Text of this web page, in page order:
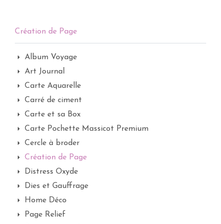
Création de Page
Album Voyage
Art Journal
Carte Aquarelle
Carré de ciment
Carte et sa Box
Carte Pochette Massicot Premium
Cercle à broder
Création de Page
Distress Oxyde
Dies et Gauffrage
Home Déco
Page Relief